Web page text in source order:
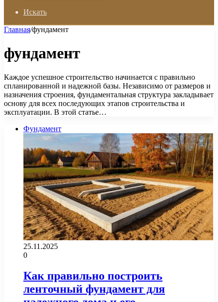
Искать
Главная/фундамент
фундамент
Каждое успешное строительство начинается с правильно
спланированной и надежной базы. Независимо от размеров и
назначения строения, фундаментальная структура закладывает
основу для всех последующих этапов строительства и
эксплуатации. В этой статье…
Фундамент
25.11.2025
0
Как правильно построить
ленточный фундамент для